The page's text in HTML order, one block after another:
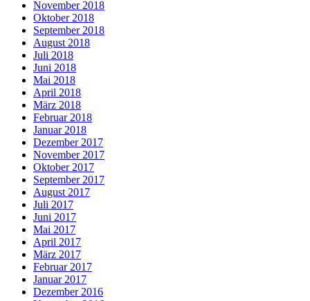
November 2018
Oktober 2018
September 2018
August 2018
Juli 2018
Juni 2018
Mai 2018
April 2018
März 2018
Februar 2018
Januar 2018
Dezember 2017
November 2017
Oktober 2017
September 2017
August 2017
Juli 2017
Juni 2017
Mai 2017
April 2017
März 2017
Februar 2017
Januar 2017
Dezember 2016